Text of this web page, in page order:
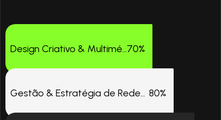
Design Criativo & Multimédia70%
Gestão & Estratégia de Redes Sociais 80%